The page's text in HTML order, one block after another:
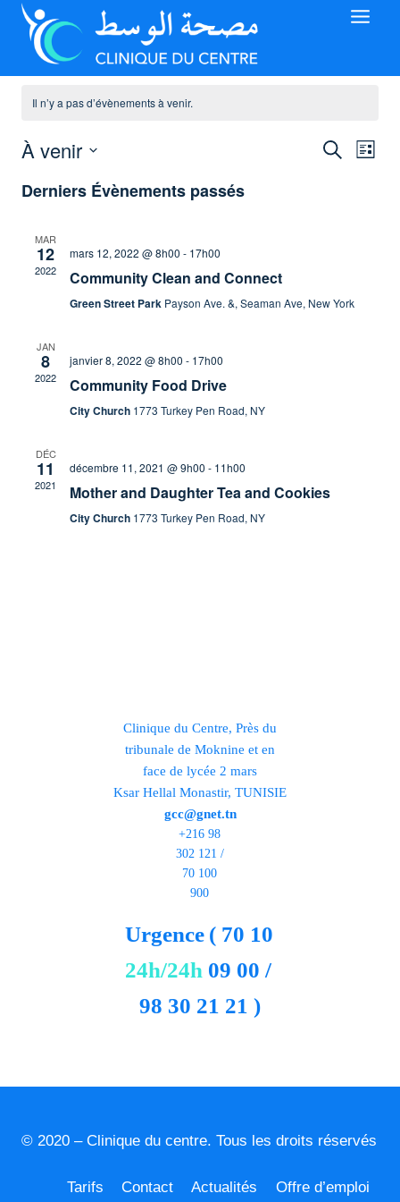
Aller
contenu
Il n’y a pas d’évènements à venir.
Recherche
Liste
À venir
une
Derniers Évènements passés
MAR
12
2022
mars 12, 2022 @ 8h00 - 17h00
Community Clean and Connect
Green Street Park Payson Ave. &, Seaman Ave, New York
JAN
8
2022
janvier 8, 2022 @ 8h00 - 17h00
Community Food Drive
City Church 1773 Turkey Pen Road, NY
DÉC
11
2021
décembre 11, 2021 @ 9h00 - 11h00
Mother and Daughter Tea and Cookies
City Church 1773 Turkey Pen Road, NY
Clinique du Centre, Près du
tribunale de Moknine et en
face de lycée 2 mars
Ksar Hellal Monastir, TUNISIE
gcc@gnet.tn
+216 98
302 121 /
70 100
900
Urgence
24h/24h
( 70 10
09 00 /
98 30 21 21 )
© 2020 – Clinique du centre. Tous les droits réservés
Tarifs Contact Actualités Offre d’emploi